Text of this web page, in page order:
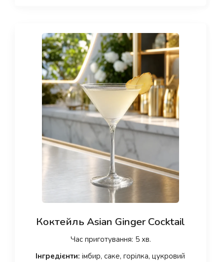
Коктейль Asian Ginger Cocktail
Час приготування: 5 хв.
Інгредієнти: імбир, саке, горілка, цукровий